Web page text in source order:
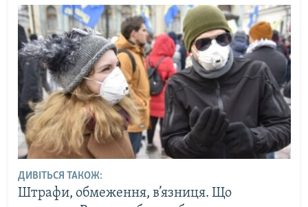
ДИВІТЬСЯ ТАКОЖ:
Штрафи, обмеження, в’язниця. Що